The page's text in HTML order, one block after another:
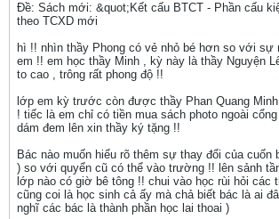
Ðề: Sách mới: &quot;Kết cấu BTCT - Phần cấu
theo TCXD mới
hì !! nhìn thầy Phong có vẻ nhỏ bé hơn so với
em !! em học thầy Minh , kỳ này là thầy Nguyện
to cao , trông rất phong độ !!
lớp em kỳ trước còn được thầy Phan Quang
! tiếc là em chỉ có tiền mua sách photo ngoài
dám đem lên xin thầy ký tặng !!
Bác nào muốn hiểu rõ thêm sự thay đổi của cuốn
) so với quyển cũ có thể vào trường !! lên sảnh
lớp nào có giờ bê tông !! chui vào học rùi hỏi các
cũng coi là học sinh cả ấy mà chả biết bác là ai
nghĩ các bác là thành phần học lai thoai )